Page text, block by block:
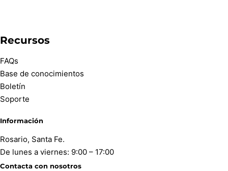
Recursos
FAQs
Base de conocimientos
Boletín
Soporte
Información
Rosario, Santa Fe.
De lunes a viernes: 9:00 – 17:00
Contacta con nosotros